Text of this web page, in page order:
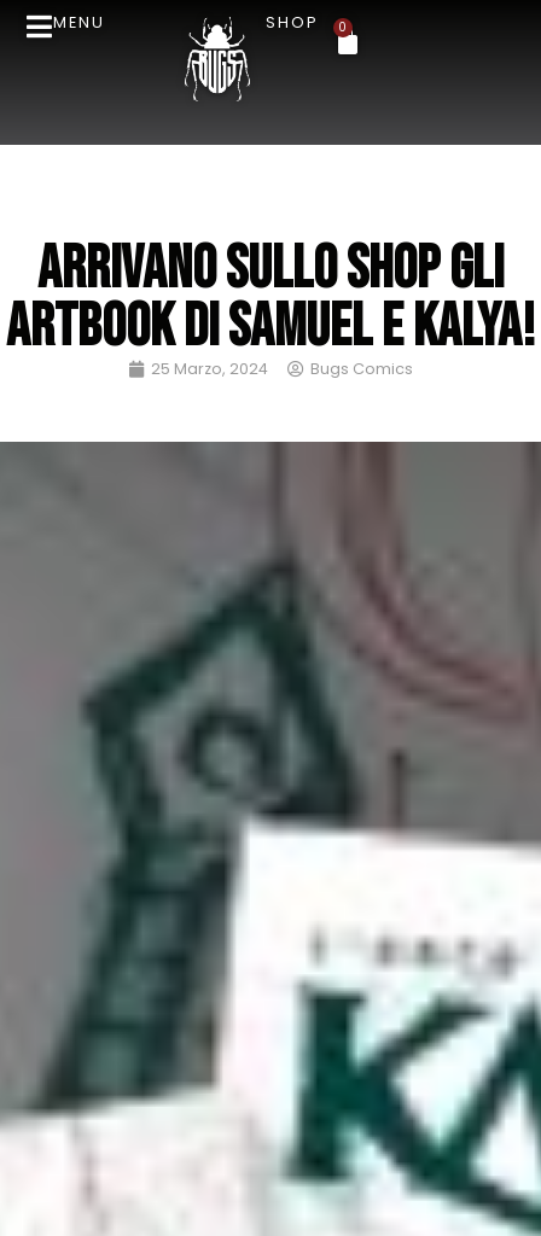
MENU SHOP 0
Arrivano sullo shop gli
artbook di Samuel e Kalya!
25 Marzo, 2024 Bugs Comics